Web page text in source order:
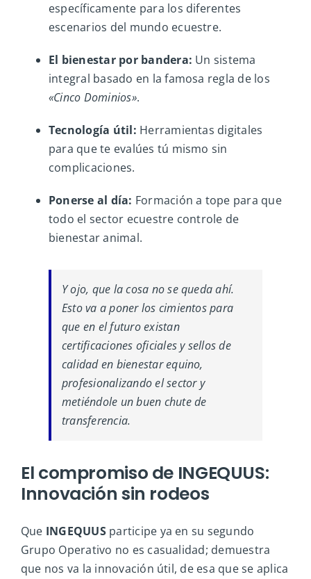
específicamente para los diferentes
escenarios del mundo ecuestre.
El bienestar por bandera: Un sistema
integral basado en la famosa regla de los
«Cinco Dominios».
Tecnología útil: Herramientas digitales
para que te evalúes tú mismo sin
complicaciones.
Ponerse al día: Formación a tope para que
todo el sector ecuestre controle de
bienestar animal.
Y ojo, que la cosa no se queda ahí.
Esto va a poner los cimientos para
que en el futuro existan
certificaciones oficiales y sellos de
calidad en bienestar equino,
profesionalizando el sector y
metiéndole un buen chute de
transferencia.
El compromiso de INGEQUUS:
Innovación sin rodeos
Que INGEQUUSparticipe ya en su segundo
Grupo Operativo no es casualidad; demuestra
que nos va la innovación útil, de esa que se aplica